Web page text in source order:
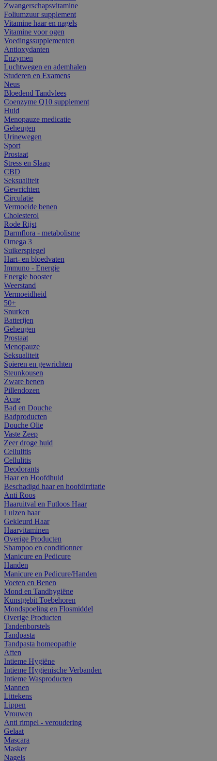
Zwangerschapsvitamine
Foliumzuur supplement
Vitamine haar en nagels
Vitamine voor ogen
Voedingssupplementen
Antioxydanten
Enzymen
Luchtwegen en ademhalen
Studeren en Examens
Neus
Bloedend Tandvlees
Coenzyme Q10 supplement
Huid
Menopauze medicatie
Geheugen
Urinewegen
Sport
Prostaat
Stress en Slaap
CBD
Seksualiteit
Gewrichten
Circulatie
Vermoeide benen
Cholesterol
Rode Rijst
Darmflora - metabolisme
Omega 3
Suikerspiegel
Hart- en bloedvaten
Immuno - Energie
Energie booster
Weerstand
Vermoeidheid
50+
Snurken
Batterijen
Geheugen
Prostaat
Menopauze
Seksualiteit
Spieren en gewrichten
Steunkousen
Zware benen
Pillendozen
Acne
Bad en Douche
Badproducten
Douche Olie
Vaste Zeep
Zeer droge huid
Cellulitis
Cellulitis
Deodorants
Haar en Hoofdhuid
Beschadigd haar en hoofdirritatie
Anti Roos
Haaruitval en Futloos Haar
Luizen haar
Gekleurd Haar
Haarvitaminen
Overige Producten
Shampoo en conditionner
Manicure en Pedicure
Handen
Manicure en Pedicure/Handen
Voeten en Benen
Mond en Tandhygiëne
Kunstgebit Toebehoren
Mondspoeling en Flosmiddel
Overige Producten
Tandenborstels
Tandpasta
Tandpasta homeopathie
Aften
Intieme Hygiëne
Intieme Hygienische Verbanden
Intieme Wasproducten
Mannen
Littekens
Lippen
Vrouwen
Anti rimpel - veroudering
Gelaat
Mascara
Masker
Nagels